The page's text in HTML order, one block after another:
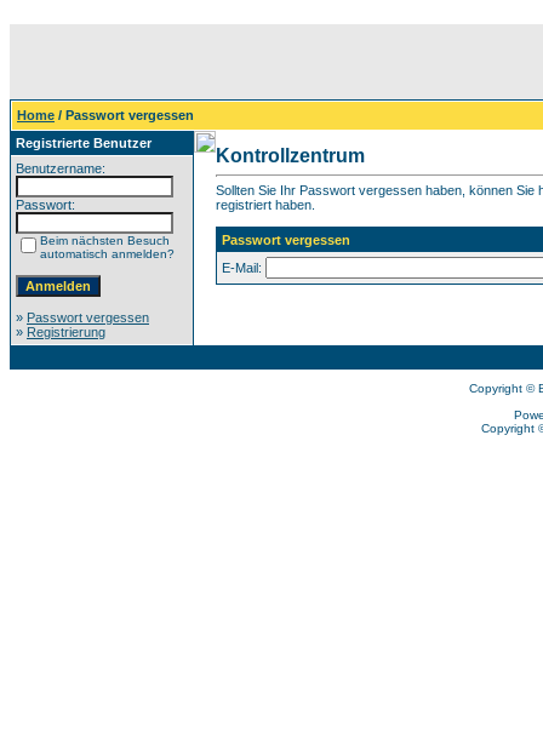
Home / Passwort vergessen
Registrierte Benutzer
Benutzername:
Passwort:
Beim nächsten Besuch
automatisch anmelden?
» Passwort vergessen
» Registrierung
Kontrollzentrum
Sollten Sie Ihr Passwort vergessen haben, können
registriert haben.
Passwort vergessen
E-Mail:
Copyright ©
Copyright